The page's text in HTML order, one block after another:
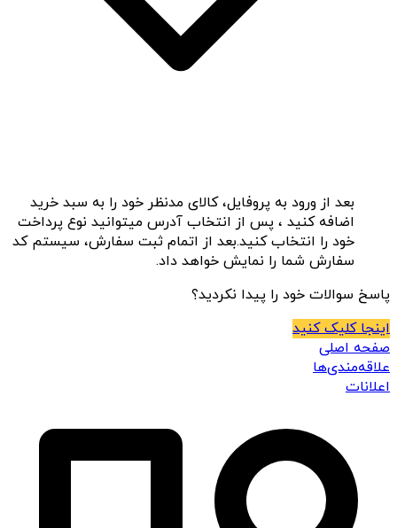
بعد از ورود به پروفایل، کالای مدنظر خود را به سبد خرید
اضافه کنید ، پس از انتخاب آدرس میتوانید نوع پرداخت
خود را انتخاب کنید.بعد از اتمام ثبت سفارش، سیستم کد
سفارش شما را نمایش خواهد داد.
پاسخ سوالات خود را پیدا نکردید؟
اینجا کلیک کنید
صفحه اصلی
علاقه‌مندی‌ها
اعلانات